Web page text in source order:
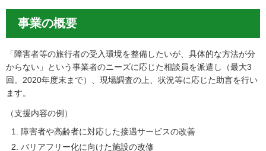
事業の概要
「障害者等の旅行者の受入環境を整備したいが、具体的な方法が分
からない」という事業者のニーズに応じた相談員を派遣し（最大3
回。2020年度末まで）、現場調査の上、状況等に応じた助言を行い
ます。
（支援内容の例）
障害者や高齢者に対応した接遇サービスの改善
バリアフリー化に向けた施設の改修